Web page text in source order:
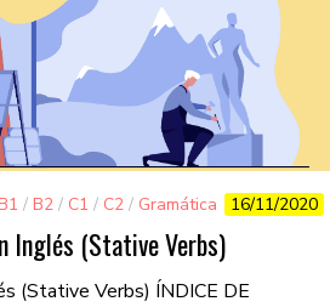
/ B2 / C1 / C2 / Gramática 16/11/2020
Inglés (Stative Verbs)
(Stative Verbs) ÍNDICE DE